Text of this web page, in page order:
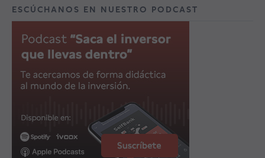
ESCÚCHANOS EN NUESTRO PODCAST